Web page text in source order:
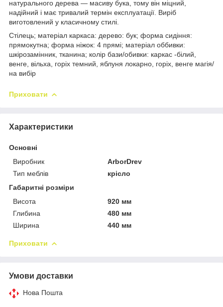
натурального дерева — масиву бука, тому він міцний,
надійний і має тривалий термін експлуатації. Виріб
виготовлений у класичному стилі.
Стілець; матеріал каркаса: дерево: бук; форма сидіння:
прямокутна; форма ніжок: 4 прямі; матеріал оббивки:
шкірозамінник, тканина; колір бази/обивки: каркас -білий,
венге, вільха, горіх темний, яблуня локарно, горіх, венге магія/
на вибір
Приховати
Характеристики
Основні
Виробник
ArborDrev
Тип меблів
крісло
Габаритні розміри
Висота
920 мм
Глибина
480 мм
Ширина
440 мм
Приховати
Умови доставки
Нова Пошта